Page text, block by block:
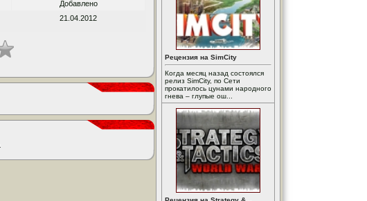
Добавлено
21.04.2012
Рецензия на SimCity
Когда месяц назад состоялся
релиз SimCity, по Сети
прокатилось цунами народного
гнева – глупые ош...